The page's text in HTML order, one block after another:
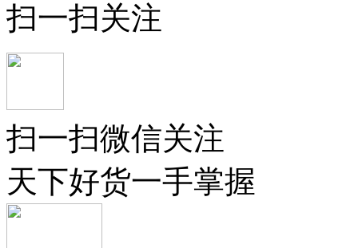
扫一扫关注
扫一扫微信关注
天下好货一手掌握